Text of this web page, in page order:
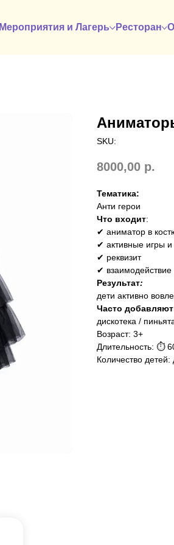
Мероприятия и Лагерь Ресторан
SKU:
8000,00 р.
Тематика:
Анти герои
Что входит:
✔ аниматор в
✔ активные игры и
✔ реквизит
✔
Результат:
дети активно
Часто
дискотека /
Возраст: 3+
Длительность: ⏱
Количество детей: